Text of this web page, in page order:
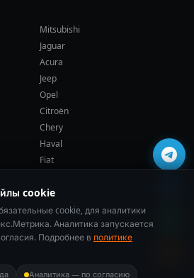
Mitsubishi
Jaguar
Acura
Jeep
Opel
Citroën
Chery
Haval
Fiat
«ВСЕ ПРО АКПП»). Все права
· Карта сайта
cookie
cookie, для аналитики
Аналитика запускается
Подробнее в политике
Аналитика — по согласию